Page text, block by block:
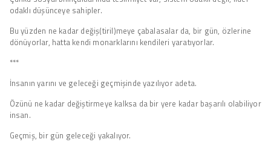
odaklı düşünceye sahipler.
Bu yüzden ne kadar değiş(tiril)meye çabalasalar da, bir gün, özlerine
dönüyorlar, hatta kendi monarklarını kendileri yaratıyorlar.
***
İnsanın yarını ve geleceği geçmişinde yazılıyor adeta.
Özünü ne kadar değiştirmeye kalksa da bir yere kadar başarılı olabiliyor
insan.
Geçmiş, bir gün geleceği yakalıyor.